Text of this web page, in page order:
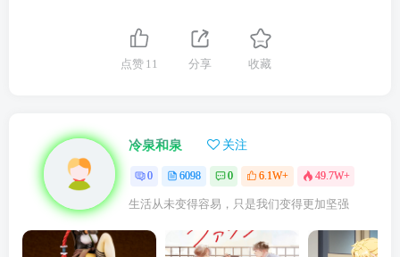
点赞 11 分享 收藏
冷泉和泉 关注
0 6098 0 6.1W+ 49.7W+
生活从未变得容易，只是我们变得更加坚强